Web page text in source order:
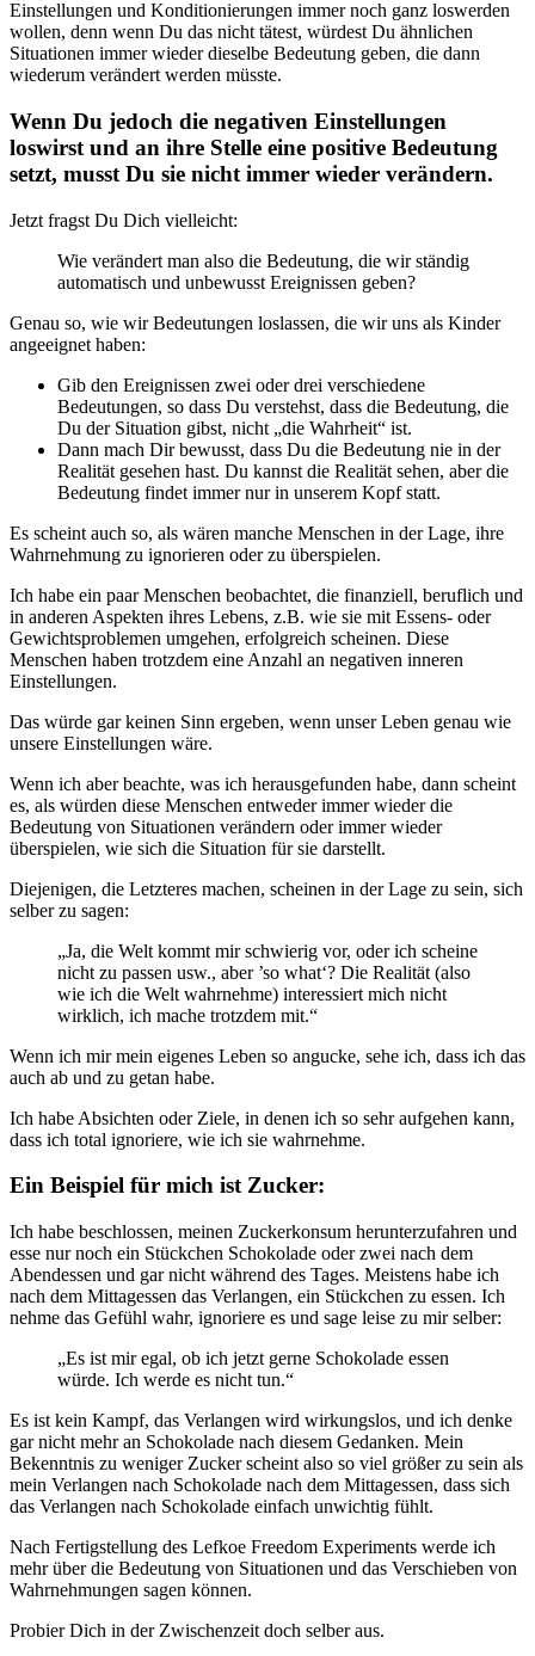
Einstellungen und Konditionierungen immer noch ganz loswerden
wollen, denn wenn Du das nicht tätest, würdest Du ähnlichen
Situationen immer wieder dieselbe Bedeutung geben, die dann
wiederum verändert werden müsste.
Wenn Du jedoch die negativen Einstellungen
loswirst und an ihre Stelle eine positive Bedeutung
setzt, musst Du sie nicht immer wieder verändern.
Jetzt fragst Du Dich vielleicht:
Wie verändert man also die Bedeutung, die wir ständig
automatisch und unbewusst Ereignissen geben?
Genau so, wie wir Bedeutungen loslassen, die wir uns als Kinder
angeeignet haben:
Gib den Ereignissen zwei oder drei verschiedene
Bedeutungen, so dass Du verstehst, dass die Bedeutung, die
Du der Situation gibst, nicht „die Wahrheit“ ist.
Dann mach Dir bewusst, dass Du die Bedeutung nie in der
Realität gesehen hast. Du kannst die Realität sehen, aber die
Bedeutung findet immer nur in unserem Kopf statt.
Es scheint auch so, als wären manche Menschen in der Lage, ihre
Wahrnehmung zu ignorieren oder zu überspielen.
Ich habe ein paar Menschen beobachtet, die finanziell, beruflich und
in anderen Aspekten ihres Lebens, z.B. wie sie mit Essens- oder
Gewichtsproblemen umgehen, erfolgreich scheinen. Diese
Menschen haben trotzdem eine Anzahl an negativen inneren
Einstellungen.
Das würde gar keinen Sinn ergeben, wenn unser Leben genau wie
unsere Einstellungen wäre.
Wenn ich aber beachte, was ich herausgefunden habe, dann scheint
es, als würden diese Menschen entweder immer wieder die
Bedeutung von Situationen verändern oder immer wieder
überspielen, wie sich die Situation für sie darstellt.
Diejenigen, die Letzteres machen, scheinen in der Lage zu sein, sich
selber zu sagen:
„Ja, die Welt kommt mir schwierig vor, oder ich scheine
nicht zu passen usw., aber ’so what‘? Die Realität (also
wie ich die Welt wahrnehme) interessiert mich nicht
wirklich, ich mache trotzdem mit.“
Wenn ich mir mein eigenes Leben so angucke, sehe ich, dass ich das
auch ab und zu getan habe.
Ich habe Absichten oder Ziele, in denen ich so sehr aufgehen kann,
dass ich total ignoriere, wie ich sie wahrnehme.
Ein Beispiel für mich ist Zucker:
Ich habe beschlossen, meinen Zuckerkonsum herunterzufahren und
esse nur noch ein Stückchen Schokolade oder zwei nach dem
Abendessen und gar nicht während des Tages. Meistens habe ich
nach dem Mittagessen das Verlangen, ein Stückchen zu essen. Ich
nehme das Gefühl wahr, ignoriere es und sage leise zu mir selber:
„Es ist mir egal, ob ich jetzt gerne Schokolade essen
würde. Ich werde es nicht tun.“
Es ist kein Kampf, das Verlangen wird wirkungslos, und ich denke
gar nicht mehr an Schokolade nach diesem Gedanken. Mein
Bekenntnis zu weniger Zucker scheint also so viel größer zu sein als
mein Verlangen nach Schokolade nach dem Mittagessen, dass sich
das Verlangen nach Schokolade einfach unwichtig fühlt.
Nach Fertigstellung des Lefkoe Freedom Experiments werde ich
mehr über die Bedeutung von Situationen und das Verschieben von
Wahrnehmungen sagen können.
Probier Dich in der Zwischenzeit doch selber aus.